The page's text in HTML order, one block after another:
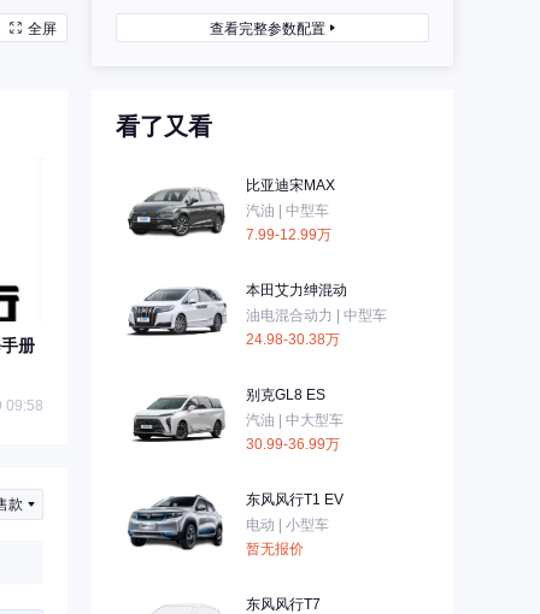
全屏 查看完整参数配置
册
09:58
款
看了又看
比亚迪宋MAX
汽油 | 中型车
7.99-12.99万
本田艾力绅混动
油电混合动力 | 中型车
24.98-30.38万
别克GL8 ES
汽油 | 中大型车
30.99-36.99万
东风风行T1 EV
电动 | 小型车
暂无报价
东风风行T7